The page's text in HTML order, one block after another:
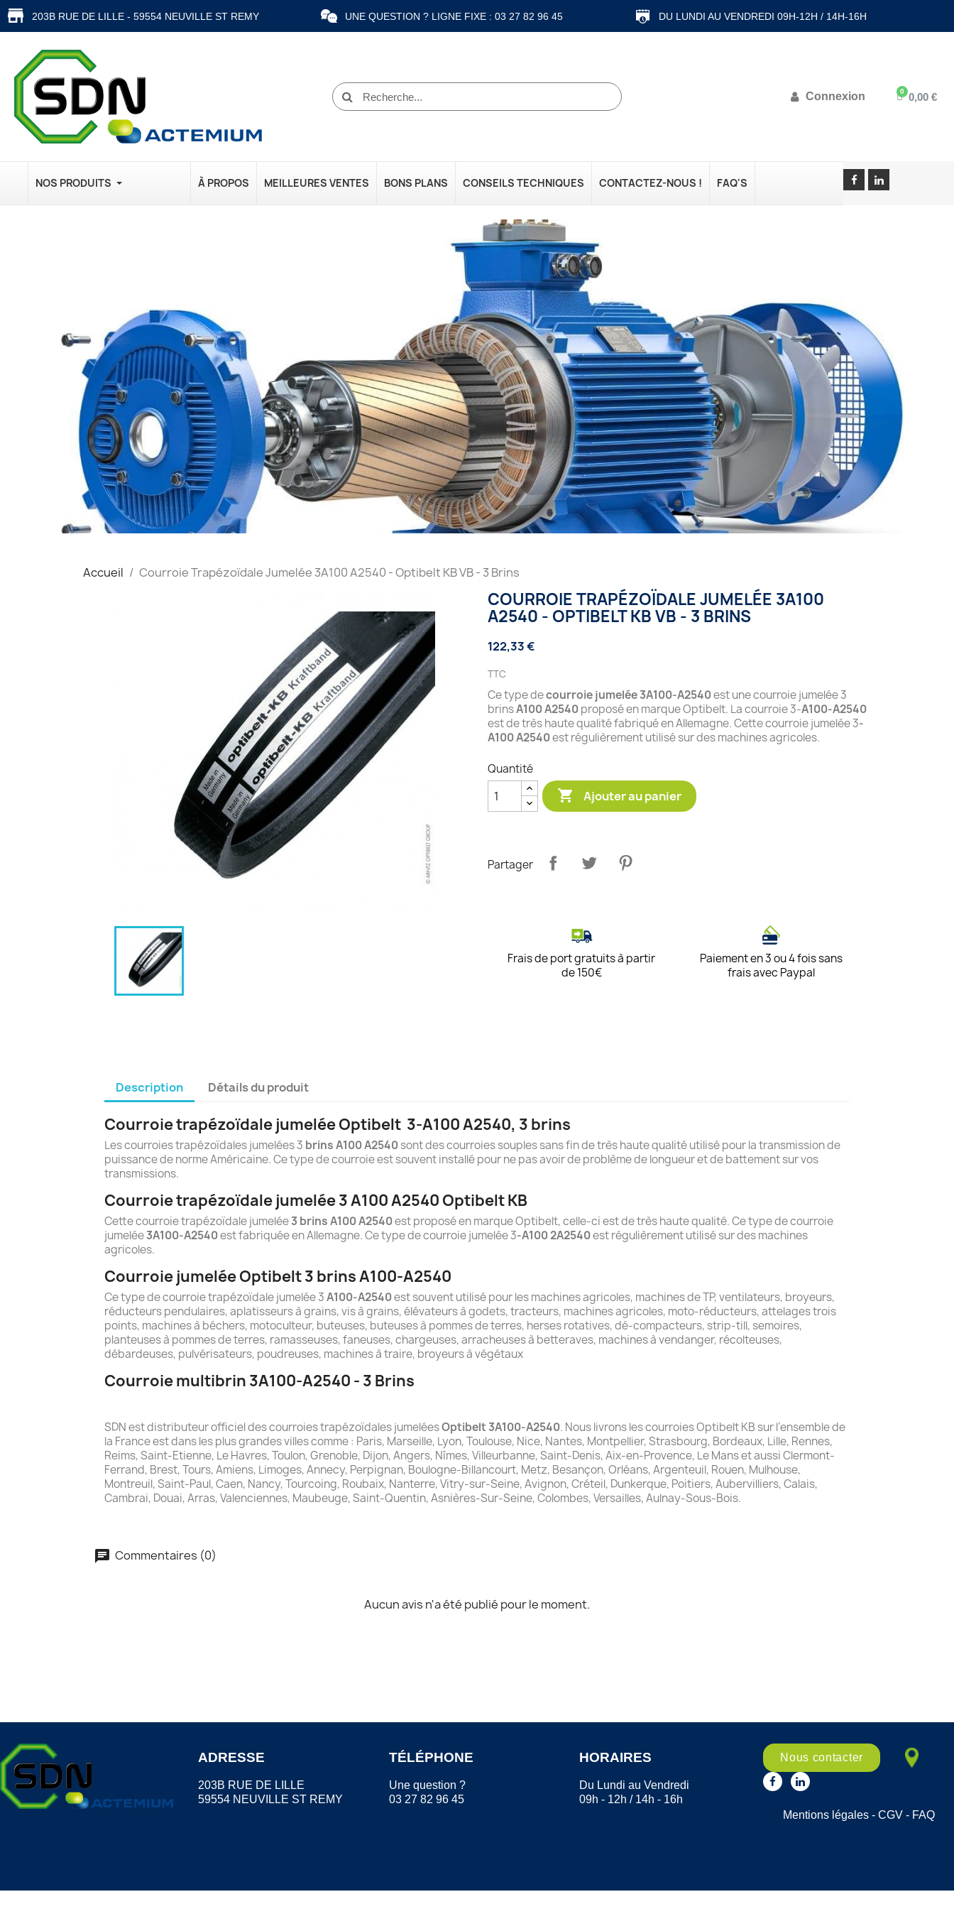
203B RUE DE LILLE - 59554 NEUVILLE ST REMY UNE QUESTION ? LIGNE FIXE : 03 27 82 96 45 DU LUNDI AU VENDREDI 09H-12H / 14H-16H
Connexion 0,00 €
NOS PRODUITS À PROPOS MEILLEURES VENTES BONS PLANS CONSEILS TECHNIQUES CONTACTEZ-NOUS ! FAQ'S
Accueil Courroie Trapézoïdale Jumelée 3A100 A2540 - Optibelt KB VB - 3 Brins
COURROIE TRAPÉZOÏDALE JUMELÉE 3A100
A2540 - OPTIBELT KB VB - 3 BRINS
122,33 €
TTC
Ce type decourroie jumelée 3A100-A2540est une courroie jumelée 3
brinsA100 A2540proposé en marque Optibelt. La courroie 3-A100-A2540
est de très haute qualité fabriqué en Allemagne. Cette courroie jumelée 3-
A100 A2540est régulièrement utilisé sur des machines agricoles.
Quantité
 Ajouter au panier
Partager
Frais de port gratuits à partir
de 150€
Paiement en 3 ou 4 fois sans
frais avec Paypal
Description Détails du produit
Courroie trapézoïdale jumelée Optibelt 3-A100 A2540, 3 brins
Les courroies trapézoïdales jumelées 3 brins A100 A2540sont des courroies souples sans fin de très haute qualité utilisé pour la transmission de
puissance de norme Américaine. Ce type de courroie est souvent installé pour ne pas avoir de problème de longueur et de battement sur vos
transmissions.
Courroie trapézoïdale jumelée 3 A100 A2540 Optibelt KB
Cette courroie trapézoïdale jumelée3 brins A100 A2540est proposé en marque Optibelt, celle-ci est de très haute qualité. Ce type de courroie
jumelée3A100-A2540est fabriquée en Allemagne. Ce type de courroie jumelée 3-A100 2A2540est régulièrement utilisé sur des machines
agricoles.
Courroie jumelée Optibelt 3 brins A100-A2540
Ce type de courroie trapézoïdale jumelée 3A100-A2540est souvent utilisé pour les machines agricoles, machines de TP, ventilateurs, broyeurs,
réducteurs pendulaires, aplatisseurs à grains, vis à grains, élévateurs à godets, tracteurs, machines agricoles, moto-réducteurs, attelages trois
points, machines à béchers, motoculteur, buteuses, buteuses à pommes de terres, herses rotatives, dé-compacteurs, strip-till, semoires,
planteuses à pommes de terres, ramasseuses, faneuses, chargeuses, arracheuses à betteraves, machines à vendanger, récolteuses,
débardeuses, pulvérisateurs, poudreuses, machines à traire, broyeurs à végétaux
Courroie multibrin 3A100-A2540 - 3 Brins
SDN est distributeur officiel des courroies trapézoïdales jumeléesOptibelt 3A100-A2540. Nous livrons les courroies Optibelt KB sur l’ensemble de
la France est dans les plus grandes villes comme : Paris, Marseille, Lyon, Toulouse, Nice, Nantes, Montpellier, Strasbourg, Bordeaux, Lille, Rennes,
Reims, Saint-Etienne, Le Havres, Toulon, Grenoble, Dijon, Angers, Nîmes, Villeurbanne, Saint-Denis, Aix-en-Provence, Le Mans et aussi Clermont-
Ferrand, Brest, Tours, Amiens, Limoges, Annecy, Perpignan, Boulogne-Billancourt, Metz, Besançon, Orléans, Argenteuil, Rouen, Mulhouse,
Montreuil, Saint-Paul, Caen, Nancy, Tourcoing, Roubaix, Nanterre, Vitry-sur-Seine, Avignon, Créteil, Dunkerque, Poitiers, Aubervilliers, Calais,
Cambrai, Douai, Arras, Valenciennes, Maubeuge, Saint-Quentin, Asnières-Sur-Seine, Colombes, Versailles, Aulnay-Sous-Bois.
Commentaires (0)
Aucun avis n'a été publié pour le moment.
ADRESSE
203B RUE DE LILLE
59554 NEUVILLE ST REMY
TÉLÉPHONE
Une question ?
03 27 82 96 45
HORAIRES
Du Lundi au Vendredi
09h - 12h / 14h - 16h
Nous contacter
Mentions légales- CGV- FAQ